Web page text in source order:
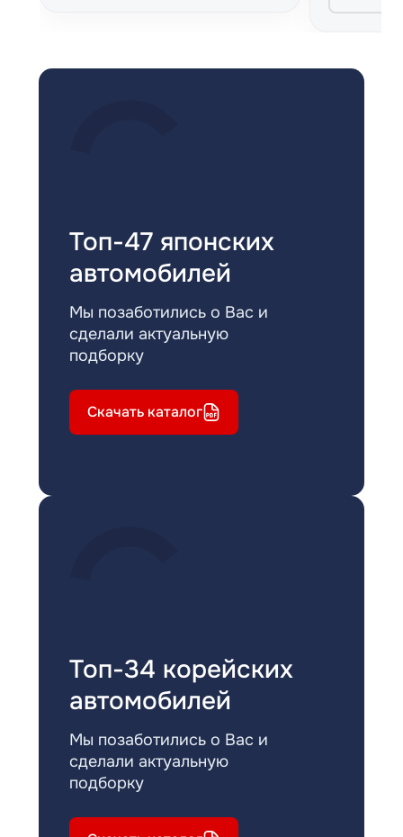
Топ-47 японских
автомобилей
Мы позаботились о Вас и
сделали актуальную
подборку
Скачать каталог
Топ-34 корейских
автомобилей
Мы позаботились о Вас и
сделали актуальную
подборку